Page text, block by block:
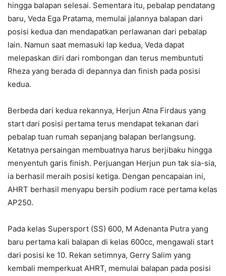
hingga balapan selesai. Sementara itu, pebalap pendatang
baru, Veda Ega Pratama, memulai jalannya balapan dari
posisi kedua dan mendapatkan perlawanan dari pebalap
lain. Namun saat memasuki lap kedua, Veda dapat
melepaskan diri dari rombongan dan terus membuntuti
Rheza yang berada di depannya dan finish pada posisi
kedua.
Berbeda dari kedua rekannya, Herjun Atna Firdaus yang
start dari posisi pertama terus mendapat tekanan dari
pebalap tuan rumah sepanjang balapan berlangsung.
Ketatnya persaingan membuatnya harus berjibaku hingga
menyentuh garis finish. Perjuangan Herjun pun tak sia-sia,
ia berhasil meraih posisi ketiga. Dengan pencapaian ini,
AHRT berhasil menyapu bersih podium race pertama kelas
AP250.
Pada kelas Supersport (SS) 600, M Adenanta Putra yang
baru pertama kali balapan di kelas 600cc, mengawali start
dari posisi ke 10. Rekan setimnya, Gerry Salim yang
kembali memperkuat AHRT, memulai balapan pada posisi